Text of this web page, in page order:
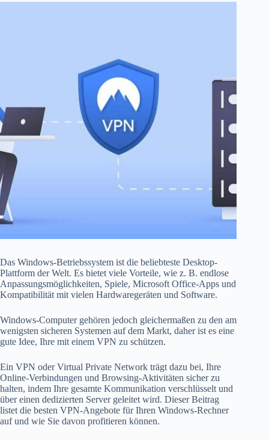
Das Windows-Betriebssystem ist die beliebteste Desktop-
Plattform der Welt. Es bietet viele Vorteile, wie z. B. endlose
Anpassungsmöglichkeiten, Spiele, Microsoft Office-Apps und
Kompatibilität mit vielen Hardwaregeräten und Software.
Windows-Computer gehören jedoch gleichermaßen zu den am
wenigsten sicheren Systemen auf dem Markt, daher ist es eine
gute Idee, Ihre mit einem VPN zu schützen.
Ein VPN oder Virtual Private Network trägt dazu bei, Ihre
Online-Verbindungen und Browsing-Aktivitäten sicher zu
halten, indem Ihre gesamte Kommunikation verschlüsselt und
über einen dedizierten Server geleitet wird. Dieser Beitrag
listet die besten VPN-Angebote für Ihren Windows-Rechner
auf und wie Sie davon profitieren können.